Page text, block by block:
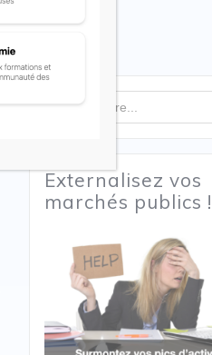
for:
Externalisez vos
marchés publics !